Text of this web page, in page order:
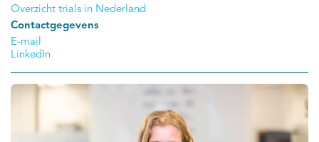
Overzicht trials in Nederland
Contactgegevens
E-mail
LinkedIn